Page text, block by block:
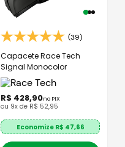
(39)
Capacete Race Tech
Signal Monocolor
R$ 428,90no PIX
ou 9x de R$ 52,95
Economize R$ 47,66